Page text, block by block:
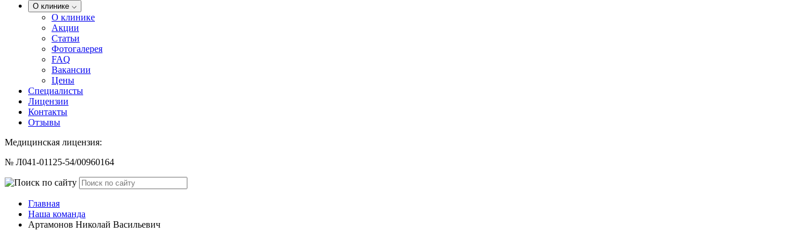
О клинике
О клинике
Акции
Статьи
Фотогалерея
FAQ
Вакансии
Цены
Специалисты
Лицензии
Контакты
Отзывы
Медицинская лицензия:
№ Л041-01125-54/00960164
Главная
Наша команда
Артамонов Николай Васильевич